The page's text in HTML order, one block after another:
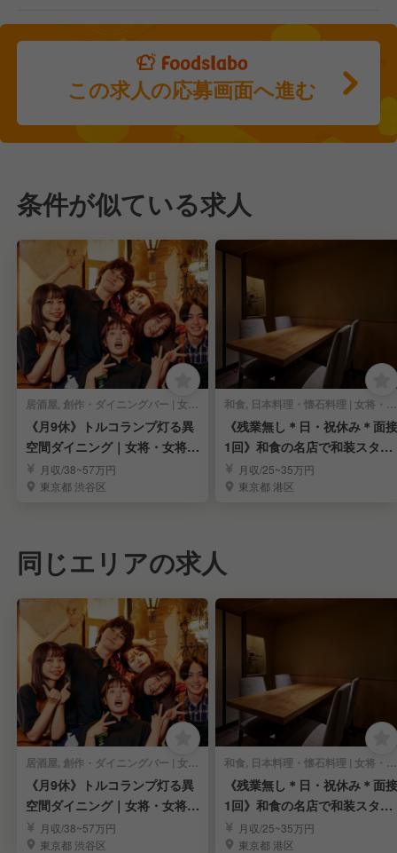
この求人の応募画面へ進む
条件が似ている求人
居酒屋, 創作・ダイニングバー | 女将・和装ホール
《月9休》トルコランプ灯る異
空間ダイニング｜女将・女将候
補求む！
月収/38~57万円
東京都 渋谷区
和食, 日本料理・懐石料理 | 女将・和装ホール
《残業無し＊日・祝休み＊面接
1回》和食の名店で和装スタッ
フ募集｜表参道
月収/25~35万円
東京都 港区
同じエリアの求人
居酒屋, 創作・ダイニングバー | 女将・和装ホール
《月9休》トルコランプ灯る異
空間ダイニング｜女将・女将候
補求む！
月収/38~57万円
東京都 渋谷区
和食, 日本料理・懐石料理 | 女将・和装ホール
《残業無し＊日・祝休み＊面接
1回》和食の名店で和装スタッ
フ募集｜表参道
月収/25~35万円
東京都 港区